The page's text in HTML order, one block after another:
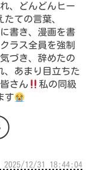
、どんどんヒー
ての言葉、
書き、漫画を書
ラス全員を強制
づき、辞めたの
、あまり目立ちた
さん
私の同級
す
2025/12/31 18:44:04